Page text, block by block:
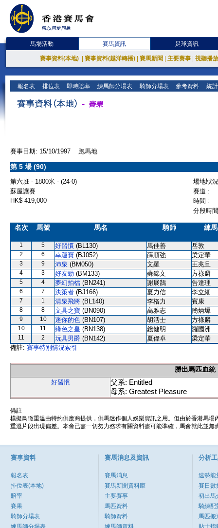
馬場活動 賽馬資訊 足球資訊
賽事資料(本地) 賽事資料(越洋轉播) 賽馬新聞 主要賽事 視聽播
報名表 排位表 即時賠率 練馬師分場表 騎師分場表 參考資料 統
賽事日期: 15/10/1997 跑馬地
第 5 場 (90)
第六班 - 1800米 - (24-0)
場地狀
蘇屋讓賽
賽道 :
HK$ 419,000
時間 :
分段時
名次 馬號 馬名 騎師 練
1 5 好習慣 (BL130) 馬佳善 岳敦
2 6 幸運寶 (BJ052) 薛順強 梁定華
3 9 沛泉 (BM050) 文羅 王兆旦
4 3 好友勁 (BM133) 蘇錦文 方祿麟
5 4 夢幻拍檔 (BN241) 謝展鵠 告達理
6 7 決策者 (BJ166) 夏力信 李立細
7 1 清泉飛將 (BL140) 李格力 賓康
8 8 文具之寶 (BN090) 高雅志 簡炳墀
9 10 迷你的色 (BN107) 胡活士 方祿麟
10 11 綠色之皇 (BN138) 錢健明 羅國洲
11 2 玩具男爵 (BN142) 夏偉卓
梁定華
備註: 賽事特別情況索引
勝出馬匹血統
好習慣
父系: Entitled
母系: Greatest Pleasure
備註
模擬鳥瞰重溫由特約供應商提供，供馬迷作個人娛樂資訊之用。但由於香港馬
重溫片段出現偏差。本會已盡一切努力務求有關資料盡可能準確，馬會就此並
賽事資料
報名表
排位表(本地)
賠率
賽果
騎師分場表
練馬師分場表
賽馬消息及資訊
賽馬消息
賽馬新聞資料庫
主要賽事
馬匹資料
騎師資料
練馬師資料
分析
速勢能
賽日數
初出馬
騎練配
馬匹搬
貼士指